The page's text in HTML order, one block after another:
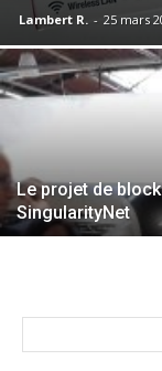
Lambert R. - 25 mars
Le projet de
SingularityNet